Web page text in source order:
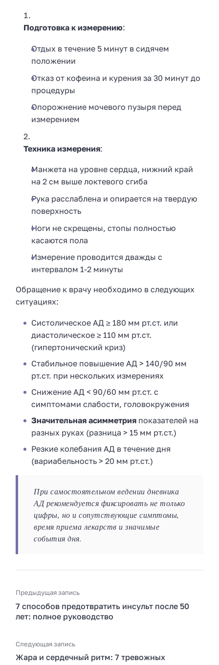
Подготовка к измерению:
Отдых в течение 5 минут в сидячем
положении
Отказ от кофеина и курения за 30 минут до
процедуры
Опорожнение мочевого пузыря перед
измерением
Техника измерения:
Манжета на уровне сердца, нижний край
на 2 см выше локтевого сгиба
Рука расслаблена и опирается на твердую
поверхность
Ноги не скрещены, стопы полностью
касаются пола
Измерение проводится дважды с
интервалом 1-2 минуты
Обращение к врачу необходимо в следующих
ситуациях:
Систолическое АД ≥ 180 мм рт.ст. или
диастолическое ≥ 110 мм рт.ст.
(гипертонический криз)
Стабильное повышение АД > 140/90 мм
рт.ст. при нескольких измерениях
Снижение АД < 90/60 мм рт.ст. с
симптомами слабости, головокружения
Значительная асимметрия показателей на
разных руках (разница > 15 мм рт.ст.)
Резкие колебания АД в течение дня
(вариабельность > 20 мм рт.ст.)
При самостоятельном ведении дневника
АД рекомендуется фиксировать не только
цифры, но и сопутствующие симптомы,
время приема лекарств и значимые
события дня.
Предыдущая запись
7 способов предотвратить инсульт после 50
лет: полное руководство
Следующая запись
Жара и сердечный ритм: 7 тревожных